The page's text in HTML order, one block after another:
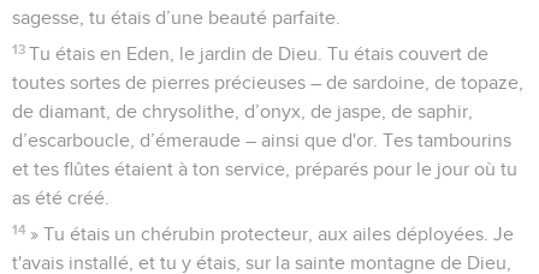
sagesse, tu étais d’une beauté parfaite.
13 Tu étais en Eden, le jardin de Dieu. Tu étais couvert de
toutes sortes de pierres précieuses – de sardoine, de topaze,
de diamant, de chrysolithe, d’onyx, de jaspe, de saphir,
d’escarboucle, d’émeraude – ainsi que d'or. Tes tambourins
et tes flûtes étaient à ton service, préparés pour le jour où tu
as été créé.
14 » Tu étais un chérubin protecteur, aux ailes déployées. Je
t'avais installé, et tu y étais, sur la sainte montagne de Dieu,